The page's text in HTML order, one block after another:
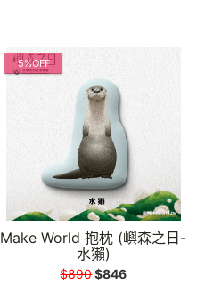
5%OFF
Make World 抱枕 (嶼森之日-
水獺)
$890$846